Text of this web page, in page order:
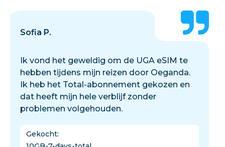
Sofia P.
Ik vond het geweldig om de UGA eSIM te
hebben tijdens mijn reizen door Oeganda.
Ik heb het Total-abonnement gekozen en
dat heeft mijn hele verblijf zonder
problemen volgehouden.
Gekocht: